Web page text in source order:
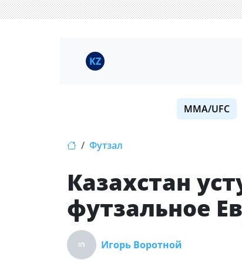
KZ
MMA/UFC
Футзал
Казахстан
футзальное
Игорь Воротной